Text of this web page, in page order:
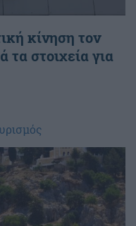
κίνηση τον
τα στοιχεία για